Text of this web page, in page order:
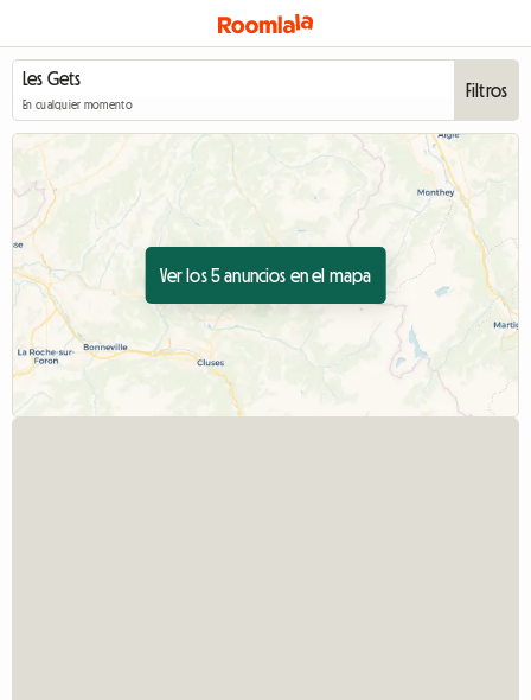
En cualquier momento
Filtros
Ver los 5 anuncios en el mapa